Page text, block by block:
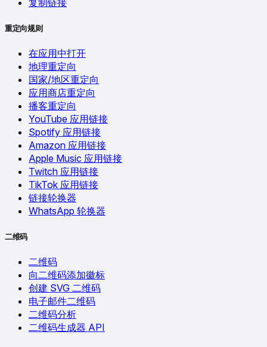
重定向规则
在应用中打开
地理重定向
国家/地区重定向
应用商店重定向
播客重定向
YouTube 应用链接
Spotify 应用链接
Amazon 应用链接
Apple Music 应用链接
Twitch 应用链接
TikTok 应用链接
链接轮换器
WhatsApp 轮换器
二维码
二维码
向二维码添加徽标
创建 SVG 二维码
电子邮件二维码
二维码分析
二维码生成器 API